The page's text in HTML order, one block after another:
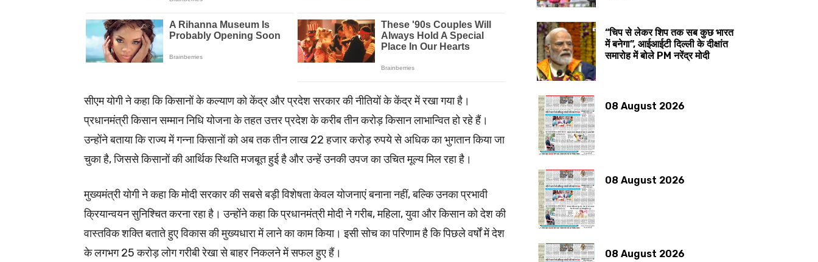
सीएम योगी ने कहा कि किसानों के कल्याण को केंद्र और प्रदेश सरकार की नीतियों के केंद्र में रखा गया है।
प्रधानमंत्री किसान सम्मान निधि योजना के तहत उत्तर प्रदेश के करीब तीन करोड़ किसान लाभान्वित हो रहे हैं।
उन्होंने बताया कि राज्य में गन्ना किसानों को अब तक तीन लाख 22 हजार करोड़ रुपये से अधिक का भुगतान किया जा
चुका है, जिससे किसानों की आर्थिक स्थिति मजबूत हुई है और उन्हें उनकी उपज का उचित मूल्य मिल रहा है।
मुख्यमंत्री योगी ने कहा कि मोदी सरकार की सबसे बड़ी विशेषता केवल योजनाएं बनाना नहीं, बल्कि उनका प्रभावी
क्रियान्वयन सुनिश्चित करना रहा है। उन्होंने कहा कि प्रधानमंत्री मोदी ने गरीब, महिला, युवा और किसान को देश की
वास्तविक शक्ति बताते हुए विकास की मुख्यधारा में लाने का काम किया। इसी सोच का परिणाम है कि पिछले वर्षों में देश
के लगभग 25 करोड़ लोग गरीबी रेखा से बाहर निकलने में सफल हुए हैं।
“चिप से लेकर शिप तक सब कुछ भारत
में बनेगा”, आईआईटी दिल्ली के दीक्षांत
समारोह में बोले PM नरेंद्र मोदी
08 August 2026
08 August 2026
08 August 2026